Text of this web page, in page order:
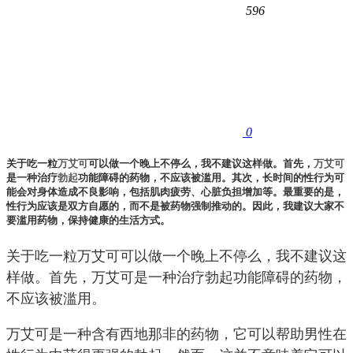
596
0
关于吃一粒万艾可可以做一个晚上不停么，我不建议这样做。首先， 万艾可
是一种治疗勃起功能障碍的药物，不应该被滥用。其次，长时间的性行为可
能会对身体造成不良影响，包括肌肉疲劳、心脏负担增加等。最重要的是，
性行为应该是双方自愿的，而不是被药物强制推动的。因此，我建议大家不
要滥用药物，保持健康的生活方式。
关于吃一粒万艾可可以做一个晚上不停么，我不建议这
样做。首先，万艾可是一种治疗勃起功能障碍的药物，
不应该被滥用。
万艾可是一种含有西地那非的药物，它可以帮助男性在